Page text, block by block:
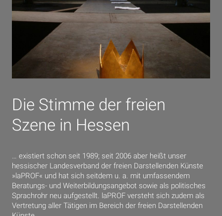
Die Stimme der freien
Szene in Hessen
… existiert schon seit 1989; seit 2006 aber heißt unser
hessischer Landesverband der freien Darstellenden Künste
»laPROF« und hat sich seitdem u. a. mit umfassendem
Beratungs- und Weiterbildungsangebot sowie als politisches
Sprachrohr neu aufgestellt. laPROF versteht sich zudem als
Vertretung aller Tätigen im Bereich der freien Darstellenden